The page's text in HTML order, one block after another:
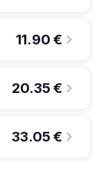
11.90 €
20.35 €
33.05 €